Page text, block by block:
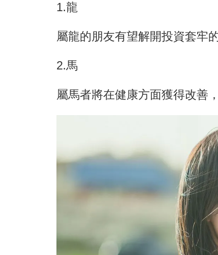
1.龍
屬龍的朋友有望解開投資套牢
2.馬
屬馬者將在健康方面獲得改善